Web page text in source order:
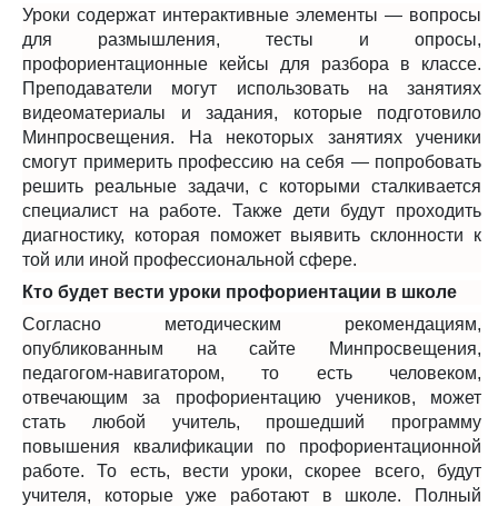
Уроки содержат интерактивные элементы — вопросы
для размышления, тесты и опросы,
профориентационные кейсы для разбора в классе.
Преподаватели могут использовать на занятиях
видеоматериалы и задания, которые подготовило
Минпросвещения. На некоторых занятиях ученики
смогут примерить профессию на себя — попробовать
решить реальные задачи, с которыми сталкивается
специалист на работе. Также дети будут проходить
диагностику, которая поможет выявить склонности к
той или иной профессиональной сфере.
Кто будет вести уроки профориентации в школе
Согласно методическим рекомендациям,
опубликованным на сайте Минпросвещения,
педагогом-навигатором, то есть человеком,
отвечающим за профориентацию учеников, может
стать любой учитель, прошедший программу
повышения квалификации по профориентационной
работе. То есть, вести уроки, скорее всего, будут
учителя, которые уже работают в школе. Полный